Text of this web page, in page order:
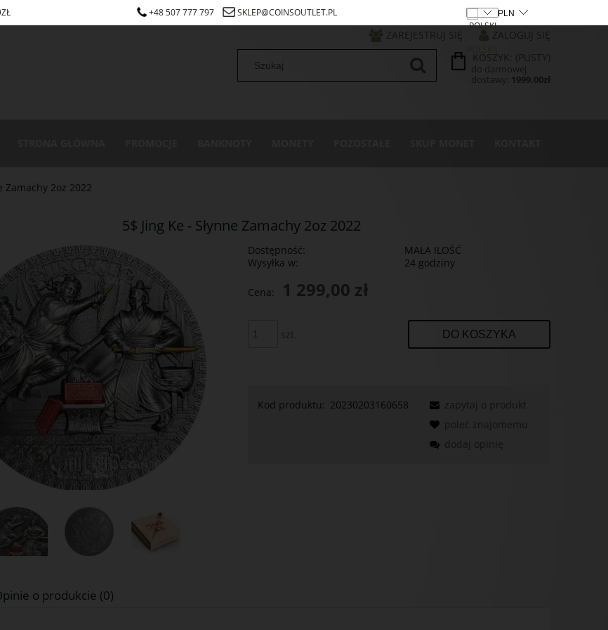
+48 507 777 797 SKLEP@COINSOUTLET.PL
ZAREJESTRUJ SIĘ
ZALOGUJ SIĘ
KOSZYK: (PUSTY)
do darmowej
dostawy: 1999.00zł
Zamachy 2oz 2022
5$ Jing Ke - Słynne Zamachy 2oz 2022
Dostępność:
MAŁA ILOŚĆ
Wysyłka w:
24 godziny
Cena: 1 299,00 zł
szt. DO KOSZYKA
Kod produktu: 20230203160658
zapytaj o produkt
poleć znajomemu
dodaj opinię
o produkcie (0)